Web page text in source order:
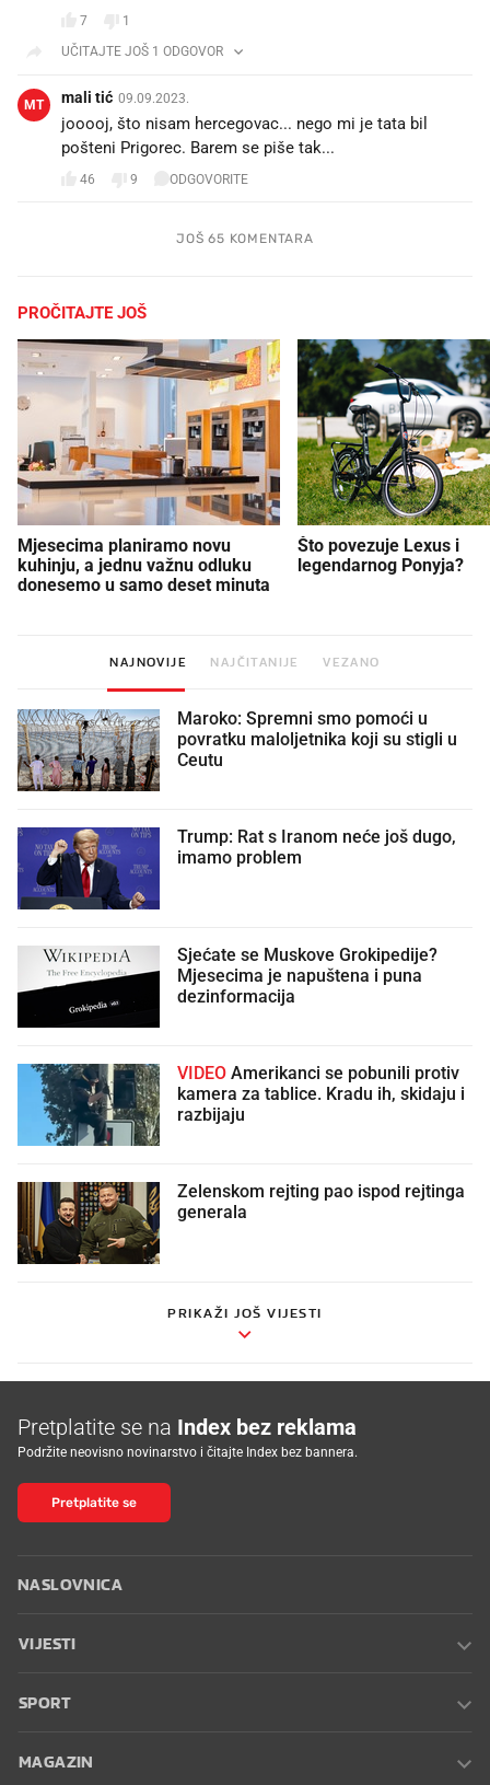
7
1
UČITAJTE JOŠ 1 ODGOVOR
MT mali tić 09.09.2023.
jooooj, što nisam hercegovac... nego mi je tata bil
pošteni Prigorec. Barem se piše tak...
46 9 ODGOVORITE
JOŠ 65 KOMENTARA
PROČITAJTE JOŠ
Mjesecima planiramo novu
kuhinju, a jednu važnu odluku
donesemo u samo deset minuta
Što povezuje Lexus i
legendarnog Ponyja?
NAJNOVIJE NAJČITANIJE VEZANO
Maroko: Spremni smo pomoći u
povratku maloljetnika koji su stigli u
Ceutu
Trump: Rat s Iranom neće još dugo,
imamo problem
Sjećate se Muskove Grokipedije?
Mjesecima je napuštena i puna
dezinformacija
VIDEO
kamera za tablice. Kradu ih, skidaju i
razbijaju
Zelenskom rejting pao ispod rejtinga
generala
PRIKAŽI JOŠ VIJESTI
Pretplatite se na Index bez reklama
Podržite neovisno novinarstvo i čitajte Index bez bannera.
Pretplatite se
NASLOVNICA
VIJESTI
SPORT
MAGAZIN